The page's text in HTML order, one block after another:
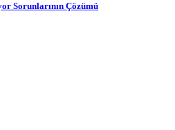
Sorunlarının Çözümü